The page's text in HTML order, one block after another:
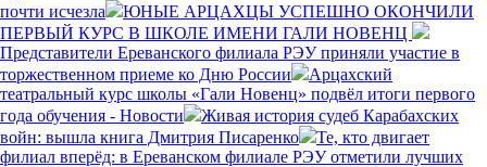
почти исчезла
ЮНЫЕ АРЦАХЦЫ УСПЕШНО ОКОНЧИЛИ
ПЕРВЫЙ КУРС В ШКОЛЕ ИМЕНИ ГАЛИ НОВЕНЦ
Представители Ереванского филиала РЭУ приняли участие в
торжественном приеме ко Дню России
Арцахский
театральный курс школы «Гали Новенц» подвёл итоги первого
года обучения - Новости
Живая история судеб Карабахских
войн: вышла книга Дмитрия Писаренко
Те, кто двигает
филиал вперёд: в Ереванском филиале РЭУ отметили лучших